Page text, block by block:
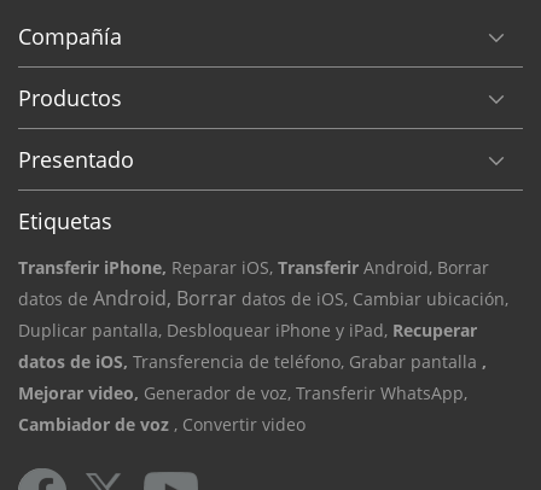
Compañía
Productos
Presentado
Etiquetas
Transferir iPhone, Reparar iOS, Transferir Android, Borrar
datos de Android, Borrar datos de iOS, Cambiar ubicación,
Duplicar pantalla, Desbloquear iPhone y iPad, Recuperar
datos de iOS, Transferencia de teléfono, Grabar pantalla ,
Mejorar video, Generador de voz, Transferir WhatsApp,
Cambiador de voz , Convertir video